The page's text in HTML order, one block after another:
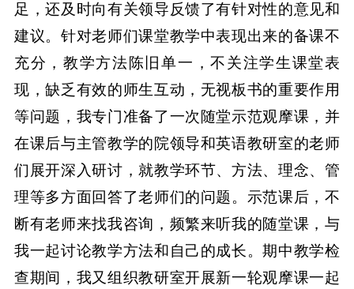
足，还及时向有关领导反馈了有针对性的意见和
建议。针对老师们课堂教学中表现出来的备课不
充分，教学方法陈旧单一，不关注学生课堂表
现，缺乏有效的师生互动，无视板书的重要作用
等问题，我专门准备了一次随堂示范观摩课，并
在课后与主管教学的院领导和英语教研室的老师
们展开深入研讨，就教学环节、方法、理念、管
理等多方面回答了老师们的问题。示范课后，不
断有老师来找我咨询，频繁来听我的随堂课，与
我一起讨论教学方法和自己的成长。期中教学检
查期间，我又组织教研室开展新一轮观摩课一起